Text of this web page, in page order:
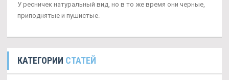
У ресничек натуральный вид, но в то же время они черные,
приподнятые и пушистые.
КАТЕГОРИИ СТАТЕЙ